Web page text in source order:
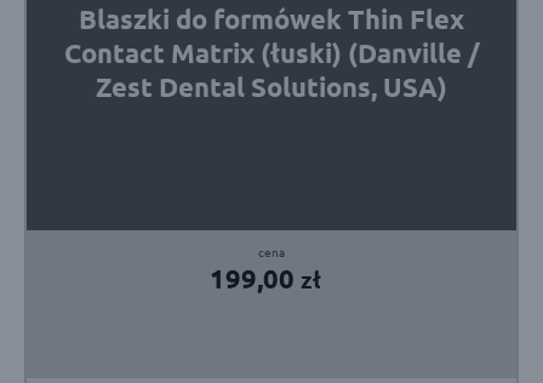
Blaszki do formówek Thin Flex
Contact Matrix (łuski) (Danville /
Zest Dental Solutions, USA)
199,00 zł